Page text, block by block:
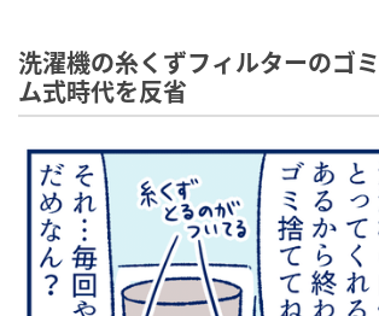
洗濯機の糸くずフィルターのゴ
ム式時代を反省